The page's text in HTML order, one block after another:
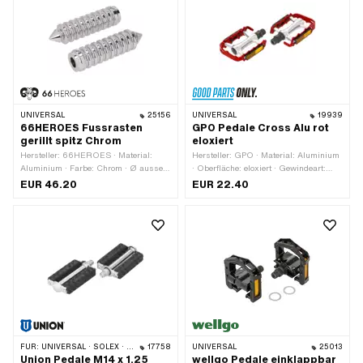
UNIVERSAL 25156
66HEROES Fussrasten
gerillt spitz Chrom
Hersteller: 66HEROES · Material:
Aluminium · Farbe: Chrom · Ø aussen:
34 mm · Ø innen: 16.1 mm ·
EUR 46.20
UNIVERSAL 19939
GPO Pedale Cross Alu rot
eloxiert
Hersteller: GPO · Material: Aluminium
· Oberfläche: eloxiert · Gewindeart:
FG14.3 (9/16" 20G) · Farbe: rot ·
EUR 22.40
FÜR: UNIVERSAL · SOLEX · MBK / MOTOBÉCANE · PEUGEOT 17758
Union Pedale M14 x 1.25
UNIVERSAL 25013
wellgo Pedale einklappbar